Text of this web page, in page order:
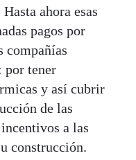
ahora esas
pagos por
compañías
por tener
y así cubrir
de las
a las
construcción.